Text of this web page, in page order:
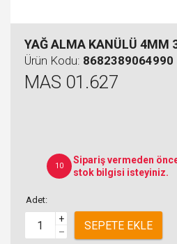
YAĞ ALMA KANÜLÜ 4MM
Ürün Kodu: 8682389064990
MAS 01.627
10
Sipariş vermeden
stok bilgisi isteyiniz.
Adet:
+
–
SEPETE EKLE